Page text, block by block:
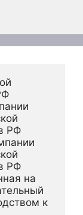
РФ
РФ
на
к